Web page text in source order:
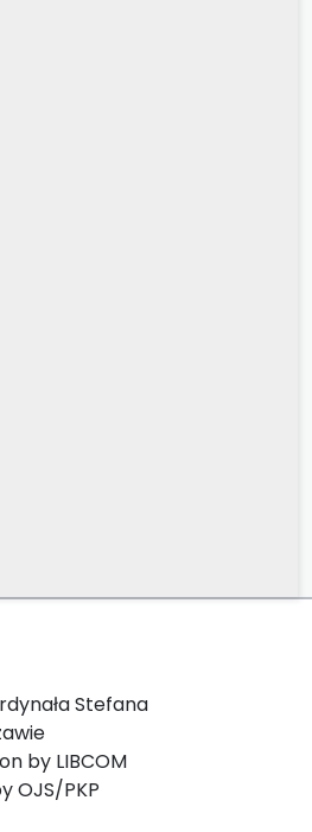
Stefana
by LIBCOM
OJS/PKP